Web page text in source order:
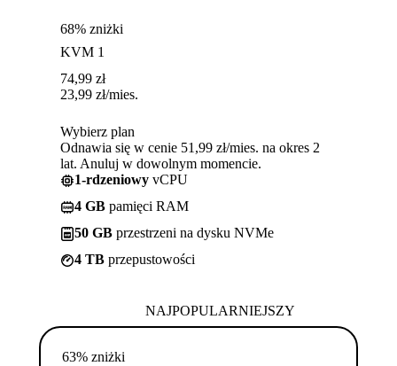
68% zniżki
KVM 1
74,99 zł
23,99 zł/mies.
Wybierz plan
Odnawia się w cenie 51,99 zł/mies. na okres 2
lat. Anuluj w dowolnym momencie.
1-rdzeniowy vCPU
4 GB pamięci RAM
50 GB przestrzeni na dysku NVMe
4 TB przepustowości
NAJPOPULARNIEJSZY
63% zniżki